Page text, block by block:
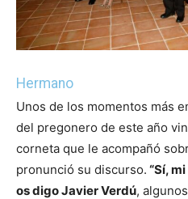
Hermano
Unos de los momentos más
del pregonero de este año
corneta que le acompañó
pronunció su discurso. “Sí,
os digo Javier Verdú,